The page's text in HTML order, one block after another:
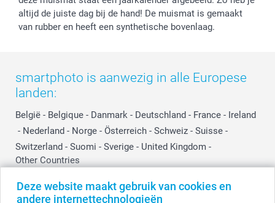
Deze website maakt gebruik van cookies en
andere internettechnologieën
Reviews
Prijslijst
service@smartphoto.nl
Affiliate partnerprogramma
Huwelijk
altijd de juiste dag bij de hand! De muismat is gemaakt
van rubber en heeft een synthetische bovenlaag.
smartphoto is aanwezig in alle Europese
landen:
België - Belgique - Danmark - Deutschland - France - Ireland
- Nederland - Norge - Österreich - Schweiz - Suisse -
Switzerland - Suomi - Sverige - United Kingdom -
Other Countries